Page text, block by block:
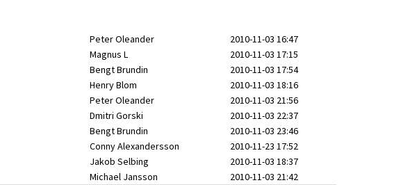
Peter Oleander
2010-11-03 16:47
Magnus L
2010-11-03 17:15
Bengt Brundin
2010-11-03 17:54
Henry Blom
2010-11-03 18:16
Peter Oleander
2010-11-03 21:56
Dmitri Gorski
2010-11-03 22:37
Bengt Brundin
2010-11-03 23:46
Conny Alexandersson
2010-11-23 17:52
Jakob Selbing
2010-11-03 18:37
Michael Jansson
2010-11-03 21:42